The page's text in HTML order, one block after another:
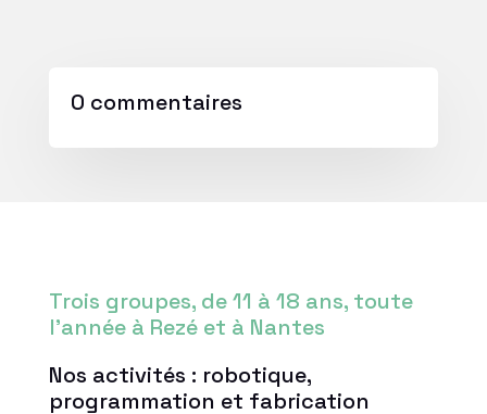
0 commentaires
Trois groupes, de 11 à 18 ans, toute
l’année à Rezé et à Nantes
Nos activités : robotique,
programmation et fabrication